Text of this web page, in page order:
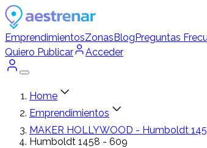
EmprendimientosZonasBlogPreguntas
Quiero Publicar
Acceder
Home
Emprendimientos
MAKER HOLLYWOOD - Humboldt
Humboldt 1458 - 609